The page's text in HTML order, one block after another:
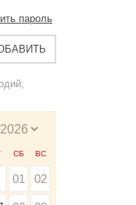
пароль
СБ ВС
01 02